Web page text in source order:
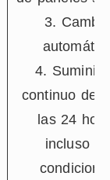
3. Cambio
4.
continuo de
las 24
incluso en